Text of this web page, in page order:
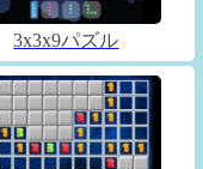
3x3x9パズル